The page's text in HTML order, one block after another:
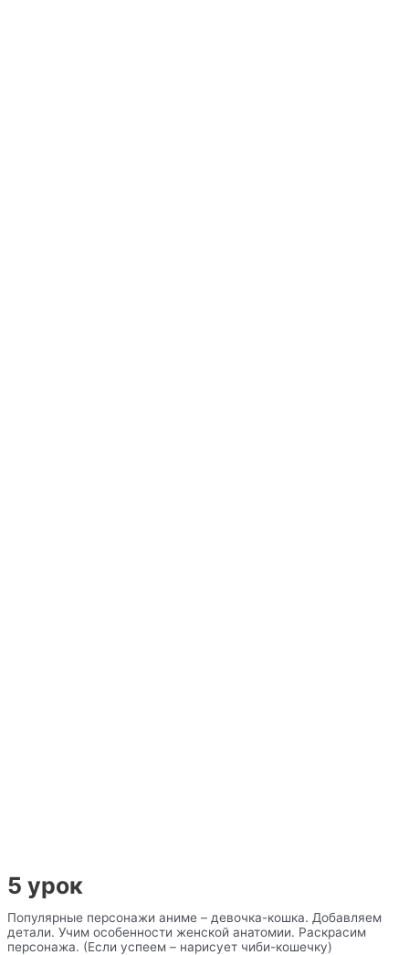
5 урок
Популярные персонажи аниме – девочка-кошка. Добавляем
детали. Учим особенности женской анатомии. Раскрасим
персонажа. (Если успеем – нарисует чиби-кошечку)